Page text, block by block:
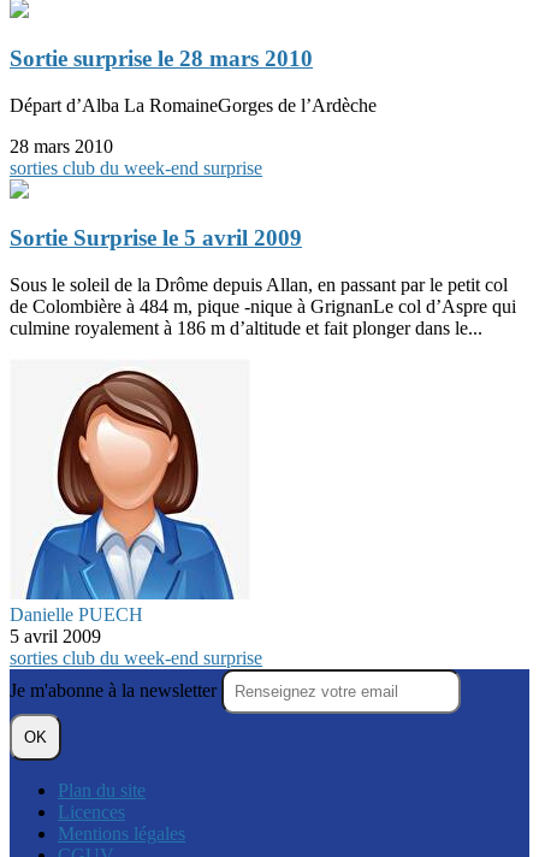
Sortie surprise le 28 mars 2010
Départ d’Alba La RomaineGorges de l’Ardèche
28 mars 2010
sorties club du week-end surprise
Sortie Surprise le 5 avril 2009
Sous le soleil de la Drôme depuis Allan, en passant par le petit col
de Colombière à 484 m, pique -nique à GrignanLe col d’Aspre qui
culmine royalement à 186 m d’altitude et fait plonger dans le...
Danielle PUECH
5 avril 2009
sorties club du week-end surprise
Je m'abonne à la newsletter
OK
Plan du site
Licences
Mentions légales